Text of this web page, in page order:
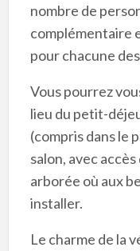
nombre de
complémentaire
pour chacune
Vous pourrez
lieu du petit-
(compris dans le
salon, avec
arborée où aux
installer.
Le charme de la